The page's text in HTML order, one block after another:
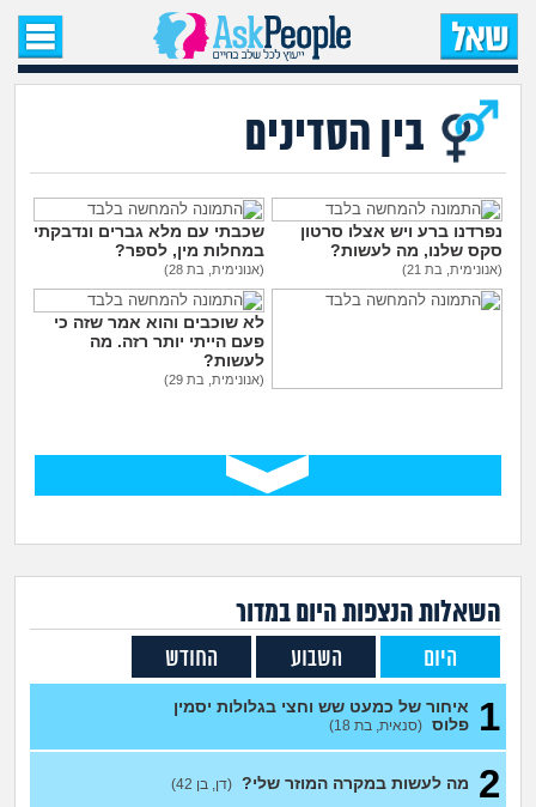
עמוד הבית
שאלות חדשות
שאלות שעוררו עניין
עצות חדשות
מה קורה כאן?
מדורים
זוגיות
הורות ומשפחה
מתבגרים
מהבקו"ם... ועד מתי?!
חיפוש שאלות
הרשמה
בין הסדינים
נפרדנו ברע ויש אצלו סרטון
סקס שלנו, מה לעשות?
(אנונימית, בת 21)
שכבתי עם מלא גברים ונדבקתי
במחלות מין, לספר?
(אנונימית, בת 28)
לא שוכבים והוא אמר שזה כי
פעם הייתי יותר רזה. מה
לעשות?
(אנונימית, בת 29)
השאלות הנצפות היוםבמדור
היום השבוע החודש
1
איחור של כמעט שש וחצי בגלולות יסמין
פלוס (סנאית, בת 18)
2 מה לעשות במקרה המוזר שלי? (דן, בן 42)